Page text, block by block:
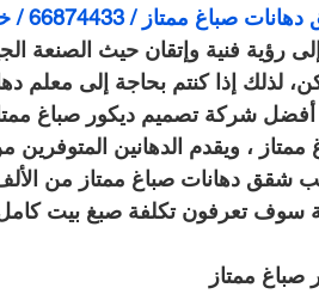
/ 66874433 / خدمة 24 ساعة
رؤية فنية وإتقان حيث الصنعة
لذلك إذا كنتم بحاجة إلى معلم
شركة تصميم ديكور صباغ
، ويقدم الدهانين
شقق دهانات صباغ ممتاز من
سوف تعرفون تكلفة صبغ بيت
ممتاز